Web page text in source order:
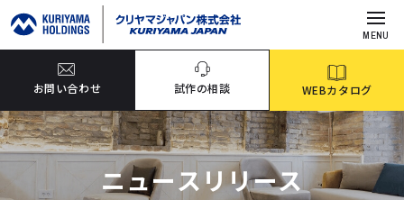
MENU
お問い合わせ 試作の相談 WEBカタログ
ニュースリリース